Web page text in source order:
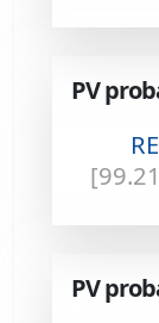
PV
PV